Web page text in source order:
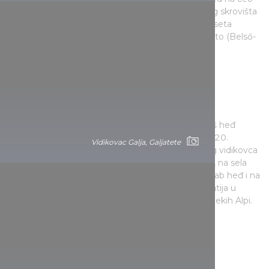
Vidikovac Galja, Galjatete
zapadni basen. Uzbrdo se prolazi pored pećinskog skrovišta
bećara Joške Šobrija, a nizbrdo se preporučuje poseta
prastaroj bašti lavande, unutrašnjem jezeru Belše to (Belső-
Vidikovac na najvišem brdu Bakonja, na vrhu Keriš heđ
(Kőris-hegy) visokom 709 metara, izgrađen je 1920.
godine, a obnovljen 1962. godine. Sa trospratnog vidikovca
pruža se pogled na svetlucavo ogledalo Balatona, na sela
Bakonja, Bakonjalje i uzvišenje Panonhalme, na Kab heđ i na
brdo Šomlo. U daljini se nazire i benediktinska opatija u
Panonhalmi, a po sunčanom vremenu i vrhovi dalekih Alpi.